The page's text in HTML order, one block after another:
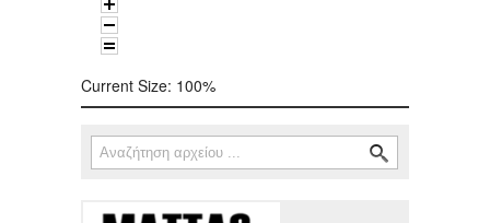
Current Size: 100%
Φόρμα αναζήτησης
Αναζήτηση